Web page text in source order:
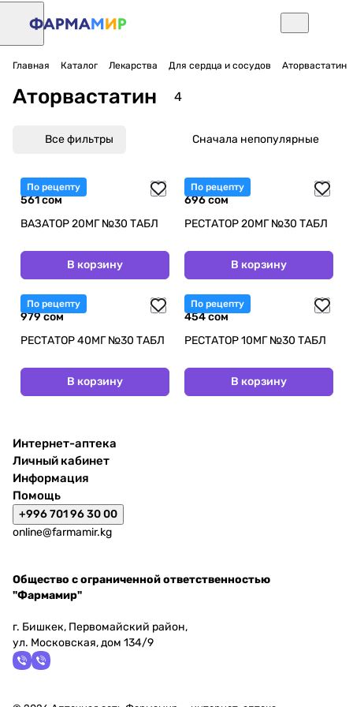
Главная Каталог Лекарства Для сердца и сосудов Аторвастатин
Аторвастатин 4
Все фильтры Сначала непопулярные
По рецепту
561 сом
ВАЗАТОР 20МГ №30 ТАБЛ
В корзину
По рецепту
696 сом
РЕСТАТОР 20МГ №30 ТАБЛ
В корзину
По рецепту
979 сом
РЕСТАТОР 40МГ №30 ТАБЛ
В корзину
По рецепту
454 сом
РЕСТАТОР 10МГ №30 ТАБЛ
В корзину
Интернет-аптека
Личный кабинет
Информация
Помощь
+996 701 96 30 00
online@farmamir.kg
Общество с ограниченной ответственностью
"Фармамир"
г. Бишкек, Первомайский район,
ул. Московская, дом 134/9